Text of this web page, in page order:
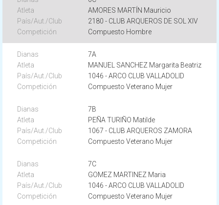
AMORES MARTÍN Mauricio
2180 - CLUB ARQUEROS DE SOL XIV
Compuesto Hombre
7A
MANUEL SANCHEZ Margarita Beatriz
1046 - ARCO CLUB VALLADOLID
Compuesto Veterano Mujer
7B
PEÑA TURIÑO Matilde
1067 - CLUB ARQUEROS ZAMORA
Compuesto Veterano Mujer
7C
GOMEZ MARTINEZ Maria
1046 - ARCO CLUB VALLADOLID
Compuesto Veterano Mujer